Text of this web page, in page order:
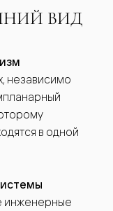
ВИД
независимо
в одной
инженерные